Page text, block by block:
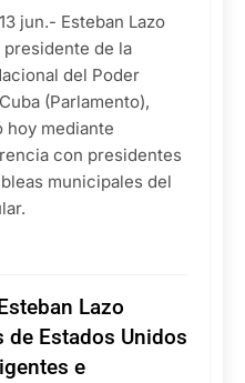
jun.- Esteban Lazo
presidente de la
del Poder
(Parlamento),
hoy mediante
con presidentes
municipales del
Lazo
de Estados Unidos
e